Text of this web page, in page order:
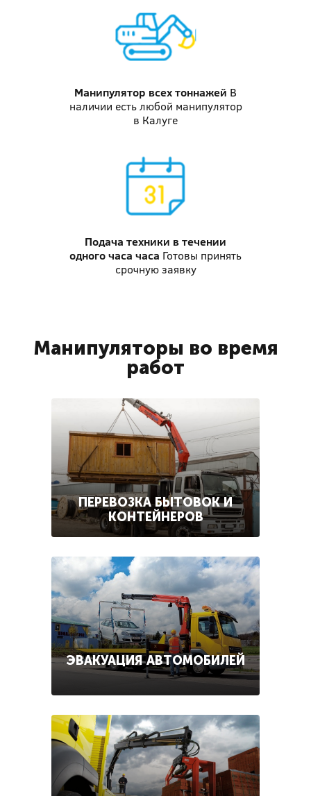
Манипулятор всех тоннажей В
наличии есть любой манипулятор
в Калуге
Подача техники в течении
одного часа часа Готовы принять
срочную заявку
Манипуляторы во время
работ
ПЕРЕВОЗКА БЫТОВОК И
КОНТЕЙНЕРОВ
ЭВАКУАЦИЯ АВТОМОБИЛЕЙ